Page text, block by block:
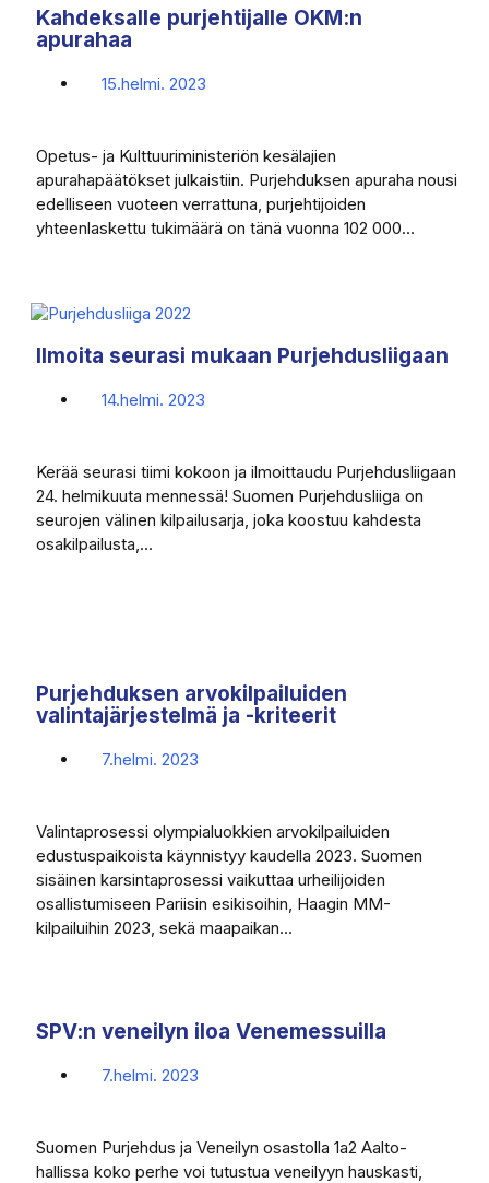
Kahdeksalle purjehtijalle OKM:n
apurahaa
15.helmi. 2023
Opetus- ja Kulttuuriministeriön kesälajien
apurahapäätökset julkaistiin. Purjehduksen apuraha nousi
edelliseen vuoteen verrattuna, purjehtijoiden
yhteenlaskettu tukimäärä on tänä vuonna 102 000...
Ilmoita seurasi mukaan Purjehdusliigaan
14.helmi. 2023
Kerää seurasi tiimi kokoon ja ilmoittaudu Purjehdusliigaan
24. helmikuuta mennessä! Suomen Purjehdusliiga on
seurojen välinen kilpailusarja, joka koostuu kahdesta
osakilpailusta,...
Purjehduksen arvokilpailuiden
valintajärjestelmä ja -kriteerit
7.helmi. 2023
Valintaprosessi olympialuokkien arvokilpailuiden
edustuspaikoista käynnistyy kaudella 2023. Suomen
sisäinen karsintaprosessi vaikuttaa urheilijoiden
osallistumiseen Pariisin esikisoihin, Haagin MM-
kilpailuihin 2023, sekä maapaikan...
SPV:n veneilyn iloa Venemessuilla
7.helmi. 2023
Suomen Purjehdus ja Veneilyn osastolla 1a2 Aalto-
hallissa koko perhe voi tutustua veneilyyn hauskasti,